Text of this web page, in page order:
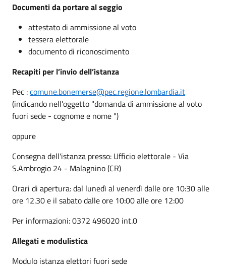
Documenti da portare al seggio
attestato di ammissione al voto
tessera elettorale
documento di riconoscimento
Recapiti per l’invio dell’istanza
Pec :comune.bonemerse@pec.regione.lombardia.it
(indicando nell'oggetto "domanda di ammissione al voto
fuori sede - cognome e nome ")
oppure
Consegna dell'istanza presso: Ufficio elettorale - Via
S.Ambrogio 24 - Malagnino (CR)
Orari di apertura: dal lunedì al venerdì dalle ore 10:30 alle
ore 12.30 e il sabato dalle ore 10:00 alle ore 12:00
Per informazioni: 0372 496020 int.0
Allegati e modulistica
Modulo istanza elettori fuori sede